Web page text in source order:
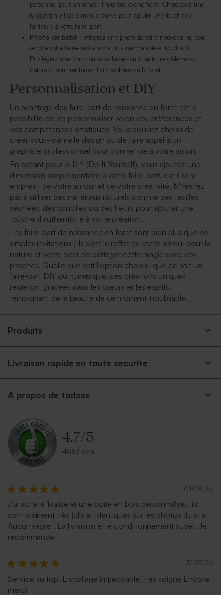
personnel pour annoncer l'heureux événement. Choisissez une
typographie lisible mais créative pour ajouter une touche de
fantaisie à votre faire-part.
Photo de bébé : Intégrez une photo de votre nouveau-né pour
rendre votre faire-part encore plus mémorable et touchant.
Privilégiez une photo où votre bébé sourit, entouré d'éléments
naturels, pour renforcer l'atmosphère de la forêt.
Personnalisation et DIY
Un avantage des faire-part de naissance en forêt est la
possibilité de les personnaliser selon vos préférences et
vos compétences artistiques. Vous pouvez choisir de
créer vous-même le design ou de faire appel à un
graphiste professionnel pour donner vie à votre vision.
En optant pour le DIY (Do It Yourself), vous ajoutez une
dimension supplémentaire à votre faire-part, car il sera
empreint de votre amour et de votre créativité. N'hésitez
pas à utiliser des matériaux naturels comme des feuilles
séchées, des brindilles ou des fleurs pour ajouter une
touche d'authenticité à votre création.
Les faire-part de naissance en forêt sont bien plus que de
simples invitations ; ils sont le reflet de votre amour pour la
nature et votre désir de partager cette magie avec vos
proches. Quelle que soit l'option choisie, que ce soit un
faire-part DIY ou numérique, ces créations uniques
resteront gravées dans les cœurs et les esprits,
témoignant de la beauté de ce moment inoubliable.
Produits
Livraison rapide en toute securite
A propos de tadaaz
4.7/5
4863 avis
01.08.26
J'ai acheté 1valise et une boîte en bois personnalisés, ils
sont vraiment très jolis et identiques sur les photos du site.
Aucun regret. La livraison et le conditionnement super. Je
recommande
31.07.26
Service au top. Emballage impeccable, très soigné Encore
merci